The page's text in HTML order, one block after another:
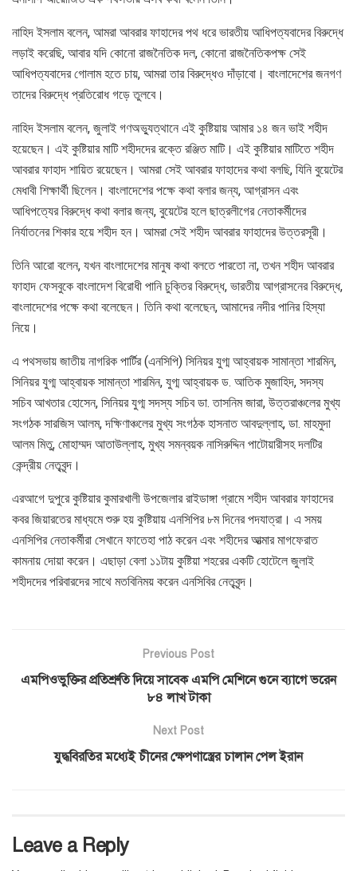
নাহিদ ইসলাম বলেন, আমরা আবরার ফাহাদের পথ ধরে ভারতীয় আধিপত্যবাদের বিরুদ্ধে
লড়াই করেছি, আবার যদি কোনো রাজনৈতিক দল, কোনো রাজনৈতিকপক্ষ সেই
আধিপত্যবাদের গোলাম হতে চায়, আমরা তার বিরুদ্ধেও দাঁড়াবো। বাংলাদেশের জনগণ
তাদের বিরুদ্ধে প্রতিরোধ গড়ে তুলবে।
নাহিদ ইসলাম বলেন, জুলাই গণঅভ্যুত্থানে এই কুষ্টিয়ায় আমার ১৪ জন ভাই শহীদ
হয়েছেন। এই কুষ্টিয়ার মাটি শহীদদের রক্তে রঞ্জিত মাটি। এই কুষ্টিয়ার মাটিতে শহীদ
আবরার ফাহাদ শায়িত রয়েছেন। আমরা সেই আবরার ফাহাদের কথা বলছি, যিনি বুয়েটের
মেধাবী শিক্ষার্থী ছিলেন। বাংলাদেশের পক্ষে কথা বলার জন্য, আগ্রাসন এবং
আধিপত্যের বিরুদ্ধে কথা বলার জন্য, বুয়েটের হলে ছাত্রলীগের নেতাকর্মীদের
নির্যাতনের শিকার হয়ে শহীদ হন। আমরা সেই শহীদ আবরার ফাহাদের উত্তরসূরী।
তিনি আরো বলেন, যখন বাংলাদেশের মানুষ কথা বলতে পারতো না, তখন শহীদ আবরার
ফাহাদ ফেসবুকে বাংলাদেশ বিরোধী পানি চুক্তির বিরুদ্ধে, ভারতীয় আগ্রাসনের বিরুদ্ধে,
বাংলাদেশের পক্ষে কথা বলেছেন। তিনি কথা বলেছেন, আমাদের নদীর পানির হিস্যা
নিয়ে।
এ পথসভায় জাতীয় নাগরিক পার্টির (এনসিপি) সিনিয়র যুগ্ম আহ্বায়ক সামান্তা শারমিন,
সিনিয়র যুগ্ম আহ্বায়ক সামান্তা শারমিন, যুগ্ম আহ্বায়ক ড. আতিক মুজাহিদ, সদস্য
সচিব আখতার হোসেন, সিনিয়র যুগ্ম সদস্য সচিব ডা. তাসনিম জারা, উত্তরাঞ্চলের মুখ্য
সংগঠক সারজিস আলম, দক্ষিণাঞ্চলের মুখ্য সংগঠক হাসনাত আবদুল্লাহ, ডা. মাহমুদা
আলম মিতু, মোহাম্মদ আতাউল্লাহ, মুখ্য সমন্বয়ক নাসিরুদ্দিন পাটোয়ারীসহ দলটির
কেন্দ্রীয় নেতৃবৃন্দ।
এরআগে দুপুরে কুষ্টিয়ার কুমারখালী উপজেলার রাইডাঙ্গা গ্রামে শহীদ আবরার ফাহাদের
কবর জিয়ারতের মাধ্যমে শুরু হয় কুষ্টিয়ায় এনসিপির ৮ম দিনের পদযাত্রা। এ সময়
এনসিপির নেতাকর্মীরা সেখানে ফাতেহা পাঠ করেন এবং শহীদের আত্মার মাগফেরাত
কামনায় দোয়া করেন। এছাড়া বেলা ১১টায় কুষ্টিয়া শহরের একটি হোটেলে জুলাই
শহীদদের পরিবারদের সাথে মতবিনিময় করেন এনসিবির নেতৃবৃন্দ।
Previous Post
এমপিওভুক্তির প্রতিশ্রুতি দিয়ে সাবেক এমপি মেশিনে গুনে ব্যাগে ভরেন
৮৪ লাখ টাকা
Next Post
যুদ্ধবিরতির মধ্যেই চীনের ক্ষেপণাস্ত্রের চালান পেল ইরান
Leave a Reply